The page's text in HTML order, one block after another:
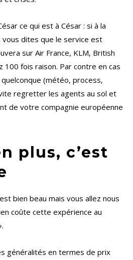
ce qui est à César : si à la
dites que le service est
sur Air France, KLM, British
100 fois raison. Par contre en cas
(météo, process,
regretter les agents au sol et
de votre compagnie européenne
plus, c’est
bien beau mais vous allez nous
coûte cette expérience au
généralités en termes de prix